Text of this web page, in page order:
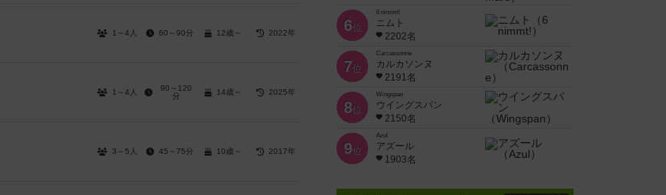
1～4人 60～90分 12歳～ 2022年
1～4人
90～120
分
14歳～ 2025年
3～5人 45～75分 10歳～ 2017年
6位
6 nimmt!
ニムト
2202名
7位
Carcassonne
カルカソンヌ
2191名
8位
Wingspan
ウイングスパン
2150名
9位
Azul
アズール
1903名